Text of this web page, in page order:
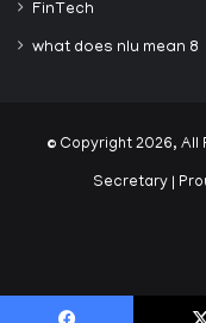
FinTech
what does nlu mean 8
© Copyright 2026,
Secretary |